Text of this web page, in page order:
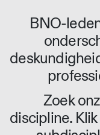
BNO-
Zoek
discipline. Klik